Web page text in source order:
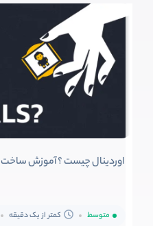
اوردینال چیست ؟ آموزش ساخت NFT در شبکه بیت کوین
متوسط کمتر از یک دقیقه